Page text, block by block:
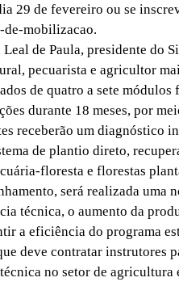
29 de fevereiro ou se
de-mobilizacao.
de Paula, presidente do
pecuarista e agricultor
de quatro a sete
durante 18 meses, por
receberão um diagnóstico
de plantio direto,
floresta e florestas
será realizada uma
técnica, o aumento da
a eficiência do programa
deve contratar instrutores
no setor de agricultura